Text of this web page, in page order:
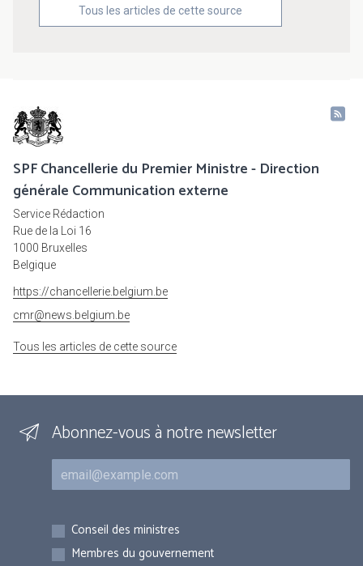
Tous les articles de cette source
SPF Chancellerie du Premier Ministre - Direction
générale Communication externe
Service Rédaction
Rue de la Loi 16
1000 Bruxelles
Belgique
https://chancellerie.belgium.be
cmr@news.belgium.be
Tous les articles de cette source
Abonnez-vous à notre newsletter
Courriel
Inscriptions
Conseil des ministres
Membres du gouvernement